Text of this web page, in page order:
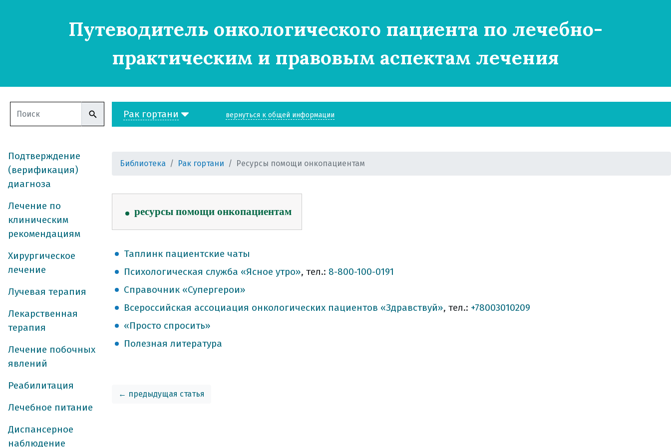
Путеводитель онкологического пациента по лечебно-
практическим и правовым аспектам лечения
Подтверждение
(верификация)
диагноза
Лечение по
клиническим
рекомендациям
Хирургическое
лечение
Лучевая терапия
Лекарственная
терапия
Лечение побочных
явлений
Реабилитация
Лечебное питание
Диспансерное
наблюдение
Рак гортани вернуться к общей информации
Библиотека Рак гортани Ресурсы помощи онкопациентам
ресурсы помощи онкопациентам
Таплинк пациентские чаты
Психологическая служба «Ясное утро», тел.: 8-800-100-0191
Справочник «Супергерои»
Всероссийская ассоциация онкологических пациентов «Здравствуй», тел.: +78003010209
«Просто спросить»
Полезная литература
← предыдущая статья